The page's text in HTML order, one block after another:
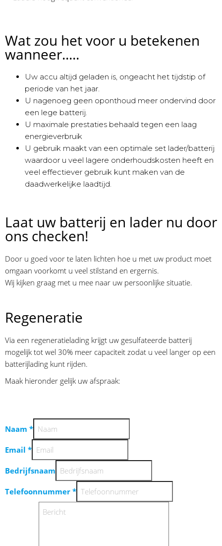
Wat zou het voor u betekenen
wanneer.....
Uw accu altijd geladen is, ongeacht het tijdstip of
periode van het jaar.
U nagenoeg geen oponthoud meer ondervind door
een lege batterij.
U maximale prestaties behaald tegen een laag
energieverbruik
U gebruik maakt van een optimale set lader/batterij
waardoor u veel lagere onderhoudskosten heeft en
veel effectiever gebruik kunt maken van de
daadwerkelijke laadtijd.
Laat uw batterij en lader nu door
ons checken!
Door u goed voor te laten lichten hoe u met uw product moet
omgaan voorkomt u veel stilstand en ergernis.
Wij kijken graag met u mee naar uw persoonlijke situatie.
Regeneratie
Via een regeneratielading krijgt uw gesulfateerde batterij
mogelijk tot wel 30% meer capaciteit zodat u veel langer op een
batterijlading kunt rijden.
Maak hieronder gelijk uw afspraak:
Naam *
Email *
Bedrijfsnaam
Telefoonnummer *